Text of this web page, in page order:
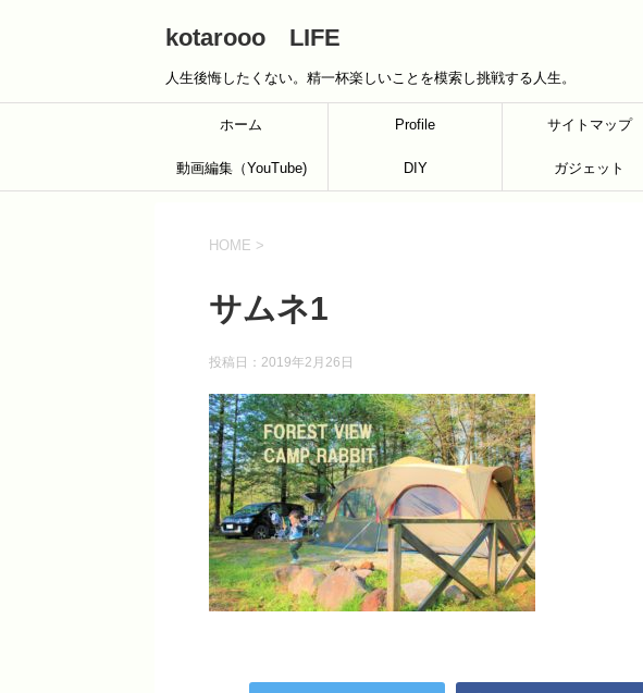
kotarooo LIFE
人生後悔したくない。精一杯楽しいことを模索し挑戦する人生。
ホーム Profile サイトマップ
動画編集（YouTube) DIY ガジェット
HOME >
サムネ1
投稿日： 2019年2月26日